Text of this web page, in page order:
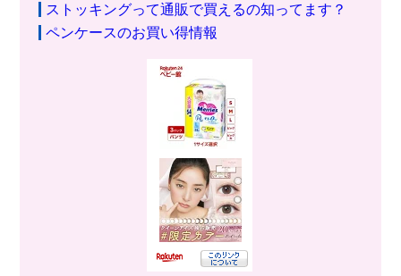
ストッキングって通販で買えるの知ってます？
ペンケースのお買い得情報